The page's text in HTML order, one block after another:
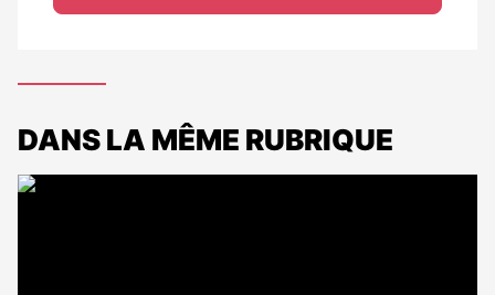
DANS LA MÊME RUBRIQUE